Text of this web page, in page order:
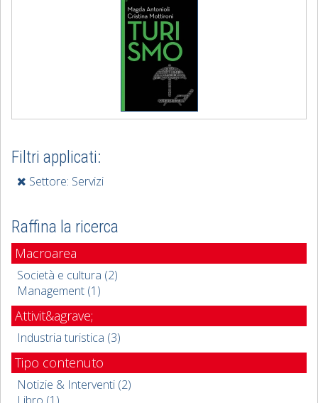
Filtri applicati:
Settore: Servizi
Raffina la ricerca
Macroarea
Società e cultura (2)
Management (1)
Attivit&agrave;
Industria turistica (3)
Tipo contenuto
Notizie & Interventi (2)